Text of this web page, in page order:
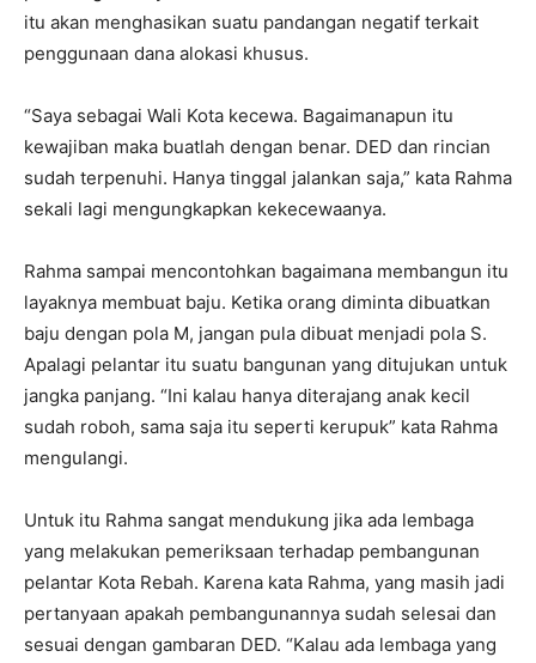
itu akan menghasikan suatu pandangan negatif terkait
penggunaan dana alokasi khusus.
“Saya sebagai Wali Kota kecewa. Bagaimanapun itu
kewajiban maka buatlah dengan benar. DED dan rincian
sudah terpenuhi. Hanya tinggal jalankan saja,” kata Rahma
sekali lagi mengungkapkan kekecewaanya.
Rahma sampai mencontohkan bagaimana membangun itu
layaknya membuat baju. Ketika orang diminta dibuatkan
baju dengan pola M, jangan pula dibuat menjadi pola S.
Apalagi pelantar itu suatu bangunan yang ditujukan untuk
jangka panjang. “Ini kalau hanya diterajang anak kecil
sudah roboh, sama saja itu seperti kerupuk” kata Rahma
mengulangi.
Untuk itu Rahma sangat mendukung jika ada lembaga
yang melakukan pemeriksaan terhadap pembangunan
pelantar Kota Rebah. Karena kata Rahma, yang masih jadi
pertanyaan apakah pembangunannya sudah selesai dan
sesuai dengan gambaran DED. “Kalau ada lembaga yang